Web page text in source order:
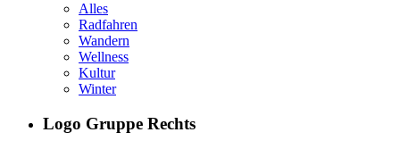
Alles
Radfahren
Wandern
Wellness
Kultur
Winter
Logo Gruppe Rechts